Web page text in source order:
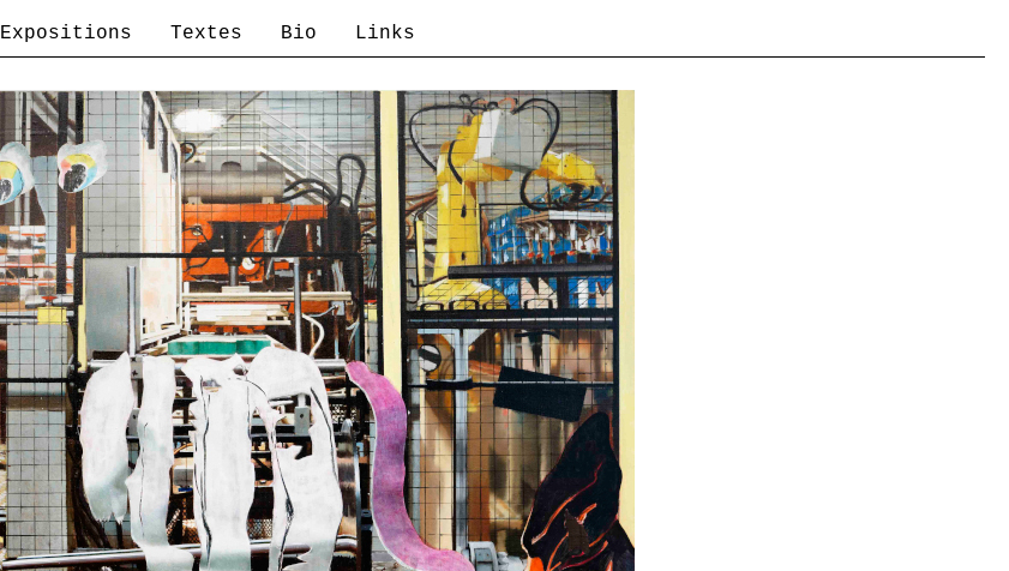
Expositions Textes Bio Links